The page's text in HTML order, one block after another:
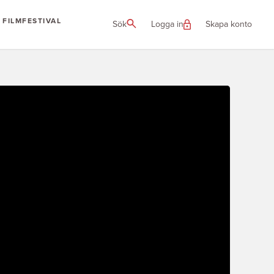
Sök Logga in Skapa konto